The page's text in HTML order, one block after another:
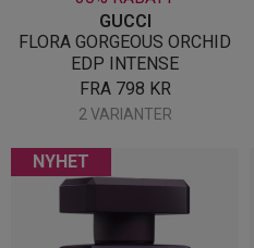
GUCCI
FLORA GORGEOUS ORCHID
EDP INTENSE
FRA 798 KR
2 VARIANTER
NYHET